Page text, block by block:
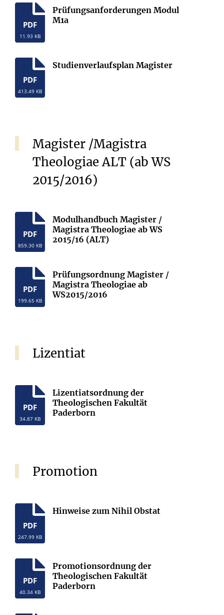
PDF
11.93 KB
Prüfungsanforderungen Modul
M1a
PDF
413.49 KB
Studienverlaufsplan Magister
Magister /Magistra
Theologiae ALT (ab WS
2015/2016)
PDF
859.30 KB
Modulhandbuch Magister /
Magistra Theologiae ab WS
2015/16 (ALT)
PDF
199.65 KB
Prüfungsordnung Magister /
Magistra Theologiae ab
WS2015/2016
Lizentiat
PDF
34.87 KB
Lizentiatsordnung der
Theologischen Fakultät
Paderborn
Promotion
PDF
247.99 KB
Hinweise zum Nihil Obstat
PDF
40.34 KB
Promotionsordnung der
Theologischen Fakultät
Paderborn